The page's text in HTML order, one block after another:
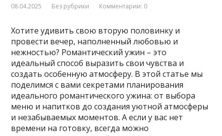
08.04.2025 Без рубрики Комментарии: 0
Хотите удивить свою вторую половинку и
провести вечер, наполненный любовью и
нежностью? Романтический ужин – это
идеальный способ выразить свои чувства и
создать особенную атмосферу. В этой статье мы
поделимся с вами секретами планирования
идеального романтического ужина: от выбора
меню и напитков до создания уютной атмосферы
и незабываемых моментов. А если у вас нет
времени на готовку, всегда можно